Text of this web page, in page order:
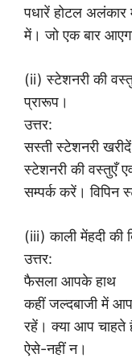
पधारें होटल अलंकार
में। जो एक बार
(ii) स्टेशनरी की
प्रारूप।
उत्तर:
सस्ती स्टेशनरी खरीदें
स्टेशनरी की वस्तुएँ
सम्पर्क करें। विपिन
(iii) काली मेंहदी की
उत्तर:
फैसला आपके हाथ
कहीं जल्दबाजी में
रहें। क्या आप
ऐसे-नहीं न।